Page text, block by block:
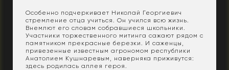
Особенно подчеркивает Николай Георгиевич
стремление отца учиться. Он учился всю жизнь.
Внемлют его словам собравшиеся школьники.
Участники торжественного митинга сажают рядом с
памятником прекрасные березки. И саженцы,
привезенные известным aгрoномом республики
Анатолием Кушнаревым, наверняка приживутся:
здесь родилась аллея героя.